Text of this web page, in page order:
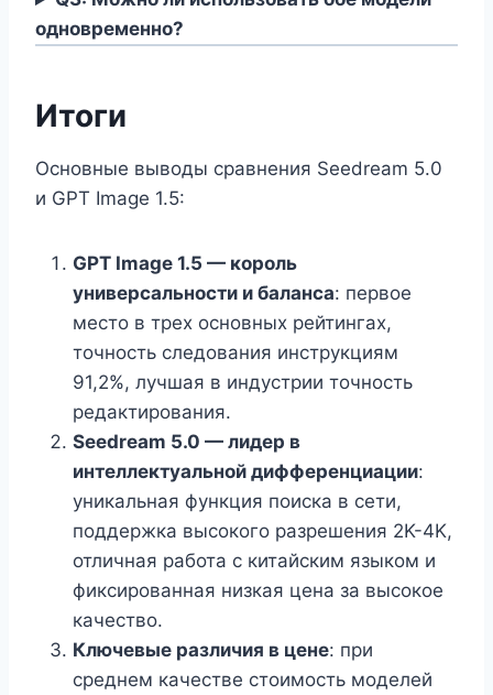
одновременно?
Итоги
Основные выводы сравнения Seedream 5.0
и GPT Image 1.5:
GPT Image 1.5 — король
универсальности и баланса: первое
место в трех основных рейтингах,
точность следования инструкциям
91,2%, лучшая в индустрии точность
редактирования.
Seedream 5.0 — лидер в
интеллектуальной дифференциации:
уникальная функция поиска в сети,
поддержка высокого разрешения 2K-4K,
отличная работа с китайским языком и
фиксированная низкая цена за высокое
качество.
Ключевые различия в цене: при
среднем качестве стоимость моделей